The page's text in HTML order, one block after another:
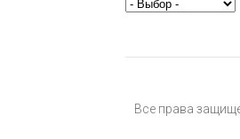
Все права